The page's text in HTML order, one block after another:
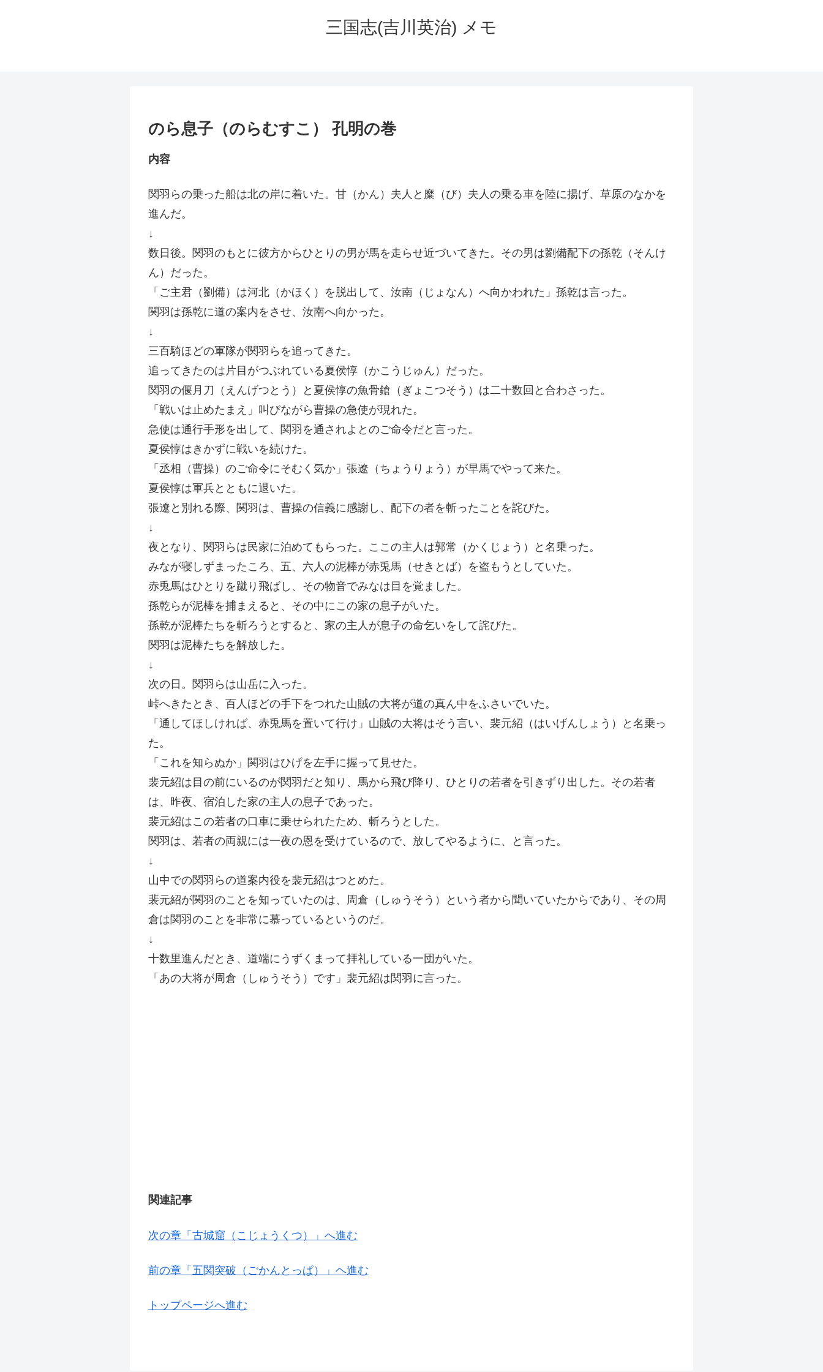
三国志(吉川英治) メモ
のら息子（のらむすこ） 孔明の巻
内容
関羽らの乗った船は北の岸に着いた。甘（かん）夫人と糜（び）夫人の乗る車を陸に揚げ、草原のなかを
進んだ。
↓
数日後。関羽のもとに彼方からひとりの男が馬を走らせ近づいてきた。その男は劉備配下の孫乾（そんけ
ん）だった。
「ご主君（劉備）は河北（かほく）を脱出して、汝南（じょなん）へ向かわれた」孫乾は言った。
関羽は孫乾に道の案内をさせ、汝南へ向かった。
↓
三百騎ほどの軍隊が関羽らを追ってきた。
追ってきたのは片目がつぶれている夏侯惇（かこうじゅん）だった。
関羽の偃月刀（えんげつとう）と夏侯惇の魚骨鎗（ぎょこつそう）は二十数回と合わさった。
「戦いは止めたまえ」叫びながら曹操の急使が現れた。
急使は通行手形を出して、関羽を通されよとのご命令だと言った。
夏侯惇はきかずに戦いを続けた。
「丞相（曹操）のご命令にそむく気か」張遼（ちょうりょう）が早馬でやって来た。
夏侯惇は軍兵とともに退いた。
張遼と別れる際、関羽は、曹操の信義に感謝し、配下の者を斬ったことを詫びた。
↓
夜となり、関羽らは民家に泊めてもらった。ここの主人は郭常（かくじょう）と名乗った。
みなが寝しずまったころ、五、六人の泥棒が赤兎馬（せきとば）を盗もうとしていた。
赤兎馬はひとりを蹴り飛ばし、その物音でみなは目を覚ました。
孫乾らが泥棒を捕まえると、その中にこの家の息子がいた。
孫乾が泥棒たちを斬ろうとすると、家の主人が息子の命乞いをして詫びた。
関羽は泥棒たちを解放した。
↓
次の日。関羽らは山岳に入った。
峠へきたとき、百人ほどの手下をつれた山賊の大将が道の真ん中をふさいでいた。
「通してほしければ、赤兎馬を置いて行け」山賊の大将はそう言い、裴元紹（はいげんしょう）と名乗っ
た。
「これを知らぬか」関羽はひげを左手に握って見せた。
裴元紹は目の前にいるのが関羽だと知り、馬から飛び降り、ひとりの若者を引きずり出した。その若者
は、昨夜、宿泊した家の主人の息子であった。
裴元紹はこの若者の口車に乗せられたため、斬ろうとした。
関羽は、若者の両親には一夜の恩を受けているので、放してやるように、と言った。
↓
山中での関羽らの道案内役を裴元紹はつとめた。
裴元紹が関羽のことを知っていたのは、周倉（しゅうそう）という者から聞いていたからであり、その周
倉は関羽のことを非常に慕っているというのだ。
↓
十数里進んだとき、道端にうずくまって拝礼している一団がいた。
「あの大将が周倉（しゅうそう）です」裴元紹は関羽に言った。
関連記事
次の章「古城窟（こじょうくつ）」へ進む
前の章「五関突破（ごかんとっぱ）」ヘ進む
トップページへ進む